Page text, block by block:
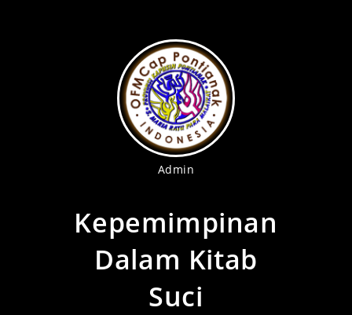
Admin
Kepemimpinan
Dalam Kitab
Suci